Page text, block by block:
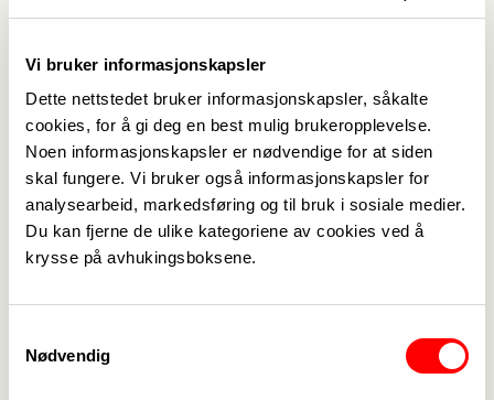
Vi bruker informasjonskapsler
Dette nettstedet bruker informasjonskapsler, såkalte
cookies, for å gi deg en best mulig brukeropplevelse.
Noen informasjonskapsler er nødvendige for at siden
skal fungere. Vi bruker også informasjonskapsler for
analysearbeid, markedsføring og til bruk i sosiale medier.
Du kan fjerne de ulike kategoriene av cookies ved å
krysse på avhukingsboksene.
Nødvendig
Line Jegtvik,19. okt. 2021
Sist oppdatert: 20. okt. 2021